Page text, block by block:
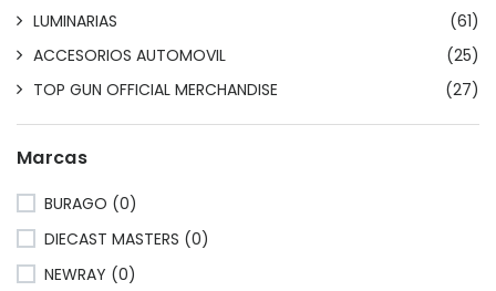
LUMINARIAS
(61)
ACCESORIOS AUTOMOVIL
(25)
TOP GUN OFFICIAL MERCHANDISE
(27)
Marcas
BURAGO (0)
DIECAST MASTERS (0)
NEWRAY (0)